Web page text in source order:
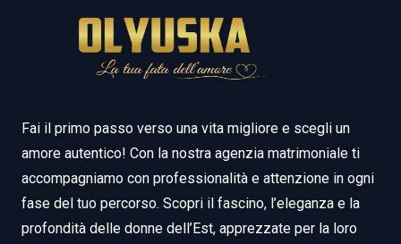
Fai il primo passo verso una vita migliore e scegli un
amore autentico! Con la nostra agenzia matrimoniale ti
accompagniamo con professionalità e attenzione in ogni
fase del tuo percorso. Scopri il fascino, l’eleganza e la
profondità delle donne dell’Est, apprezzate per la loro